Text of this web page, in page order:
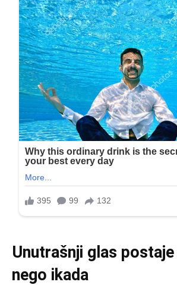
Unutrašnji glas
nego ikada